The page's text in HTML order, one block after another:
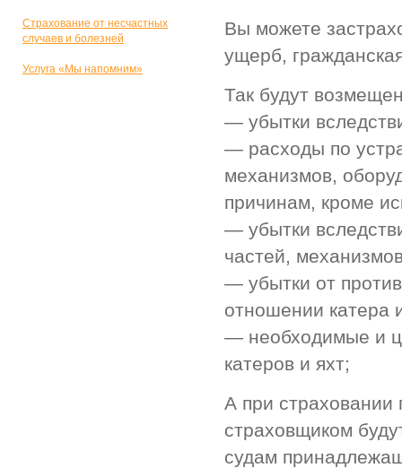
Страхование от несчастных
случаев и болезней
Услуга «Мы напомним»
Вы можете
ущерб,
Так будут
— убытки
— расходы по
механизмов,
причинам, кроме
— убытки
частей,
— убытки от
отношении катера
— необходимые и
катеров и яхт;
А при страховании
страховщиком
судам